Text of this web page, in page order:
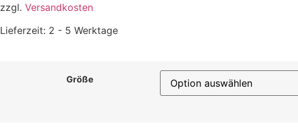
zzgl. Versandkosten
Lieferzeit: 2 - 5 Werktage
Größe